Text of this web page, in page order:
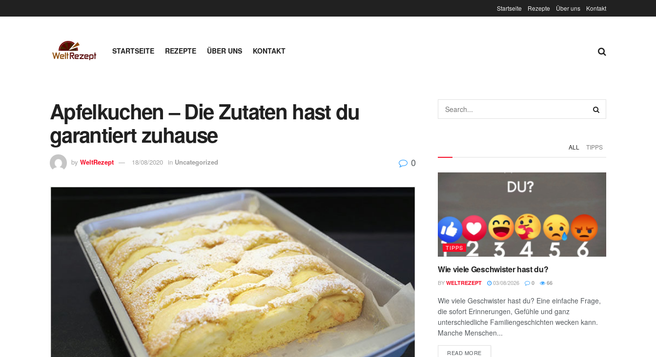
Startseite Rezepte Über uns Kontakt
STARTSEITE REZEPTE ÜBER UNS KONTAKT
Apfelkuchen – Die Zutaten hast du
garantiert zuhause
by WeltRezept 18/08/2020 in Uncategorized 0
ALL TIPPS
TIPPS
Wie viele Geschwister hast du?
BY WELTREZEPT 03/08/2026 0 66
Wie viele Geschwister hast du? Eine einfache Frage,
die sofort Erinnerungen, Gefühle und ganz
unterschiedliche Familiengeschichten wecken kann.
Manche Menschen...
READ MORE